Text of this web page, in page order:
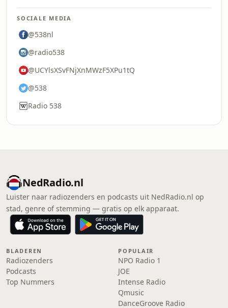
SOCIALE MEDIA
@538nl
@radio538
@UCYlsXSvFNjXnMWzF5XPu1tQ
@538
Radio 538
NedRadio.nl
Luister naar radiozenders en podcasts uit NedRadio.nl op
stad, genre of stemming — gratis op elk apparaat.
BLADEREN
Radiozenders
Podcasts
Top Nummers
POPULAIR
NPO Radio 1
JOE
Intense Radio
Qmusic
DanceGroove Radio